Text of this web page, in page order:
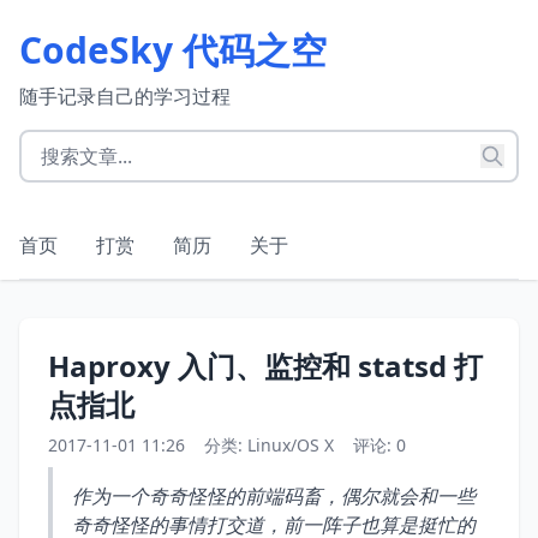
CodeSky 代码之空
随手记录自己的学习过程
首页 打赏 简历 关于
Haproxy 入门、监控和 statsd 打
点指北
2017-11-01 11:26 分类: Linux/OS X 评论: 0
作为一个奇奇怪怪的前端码畜，偶尔就会和一些
奇奇怪怪的事情打交道，前一阵子也算是挺忙的